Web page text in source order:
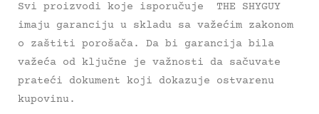
Svi proizvodi koje isporučuje THE SHYGUY
imaju garanciju u skladu sa važećim zakonom
o zaštiti porošača. Da bi garancija bila
važeća od ključne je važnosti da sačuvate
prateći dokument koji dokazuje ostvarenu
kupovinu.